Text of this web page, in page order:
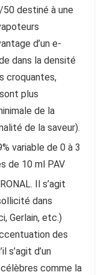
50 destiné à une
d’un e-
dans la densité
croquantes,
plus
de la
de la saveur).
variable de 0 à 3
de 10 ml PAV
Il s’agit
dans
Gerlain, etc.)
des
s’agit d’un
comme la